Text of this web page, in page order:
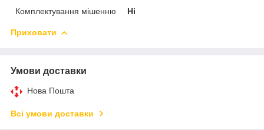
Комплектування мішенню
Ні
Приховати
Умови доставки
Нова Пошта
Всі умови доставки